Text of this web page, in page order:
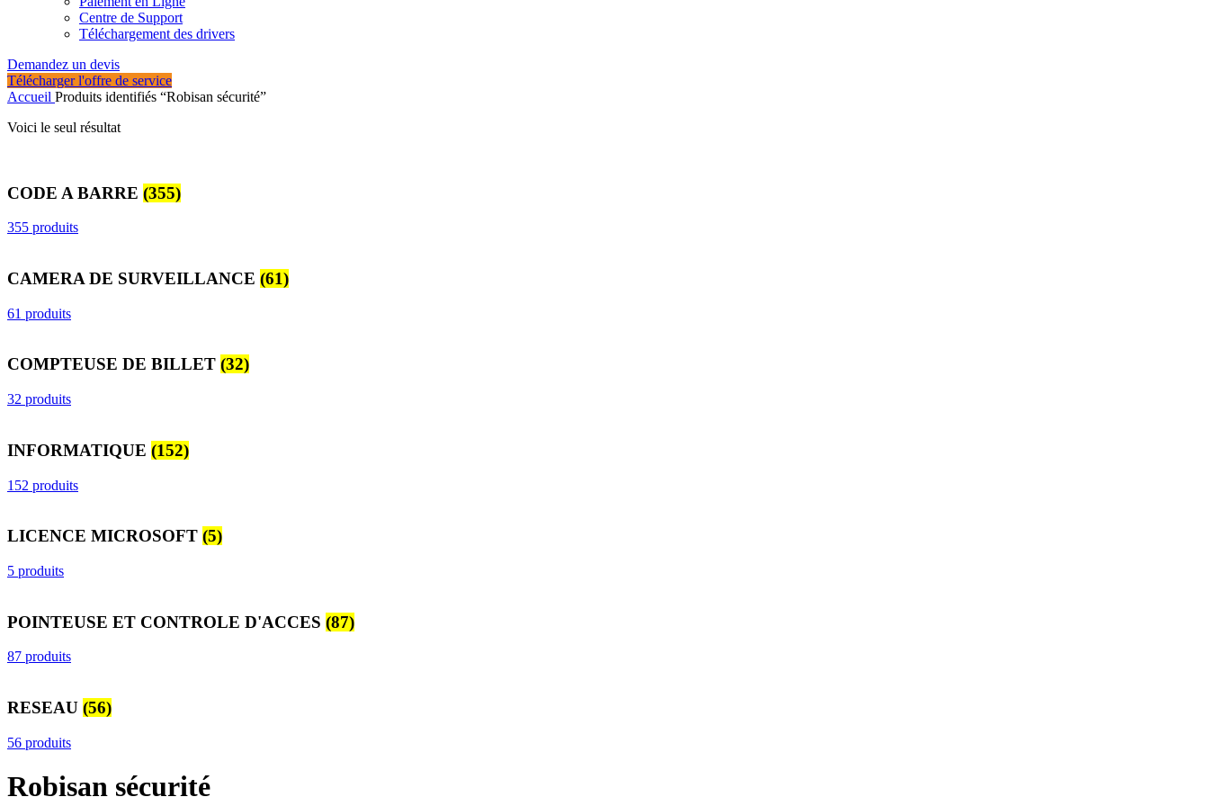
Centre de Support
Téléchargement des drivers
Demandez un devis
Télécharger l'offre de service
Accueil Produits identifiés “Robisan sécurité”
Voici le seul résultat
CODE A BARRE (355)
355 produits
CAMERA DE SURVEILLANCE (61)
61 produits
COMPTEUSE DE BILLET (32)
32 produits
INFORMATIQUE (152)
152 produits
LICENCE MICROSOFT (5)
5 produits
POINTEUSE ET CONTROLE D'ACCES (87)
87 produits
RESEAU (56)
56 produits
Robisan sécurité